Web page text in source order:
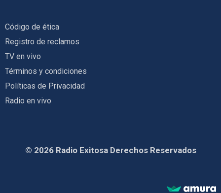
Código de ética
Registro de reclamos
TV en vivo
Términos y condiciones
Políticas de Privacidad
Radio en vivo
© 2026 Radio Exitosa Derechos Reservados